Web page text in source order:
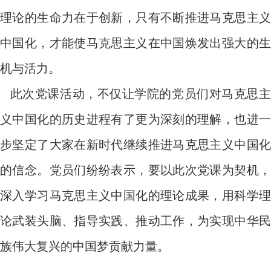
理论的生命力在于创新，只有不断推进马克思主义
中国化，才能使马克思主义在中国焕发出强大的生
机与活力。
此次党课活动，不仅让学院的党员们对马克思主
义中国化的历史进程有了更为深刻的理解，也进一
步坚定了大家在新时代继续推进马克思主义中国化
的信念。党员们纷纷表示，要以此次党课为契机，
深入学习马克思主义中国化的理论成果，用科学理
论武装头脑、指导实践、推动工作，为实现中华民
族伟大复兴的中国梦贡献力量。